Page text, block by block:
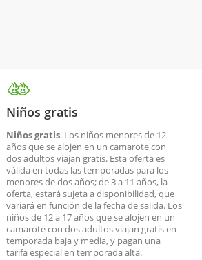
Niños gratis
Niños gratis. Los niños menores de 12
años que se alojen en un camarote con
dos adultos viajan gratis. Esta oferta es
válida en todas las temporadas para los
menores de dos años; de 3 a 11 años, la
oferta, estará sujeta a disponibilidad, que
variará en función de la fecha de salida. Los
niños de 12 a 17 años que se alojen en un
camarote con dos adultos viajan gratis en
temporada baja y media, y pagan una
tarifa especial en temporada alta.